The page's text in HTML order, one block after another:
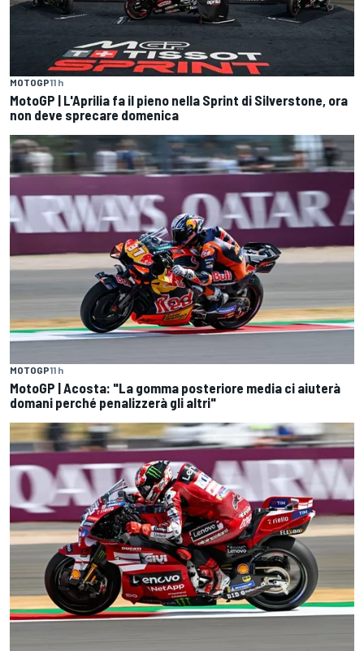
MOTOGP11 h
MotoGP | L'Aprilia fa il pieno nella Sprint di Silverstone, ora
non deve sprecare domenica
MOTOGP11 h
MotoGP | Acosta: "La gomma posteriore media ci aiuterà
domani perché penalizzerà gli altri"